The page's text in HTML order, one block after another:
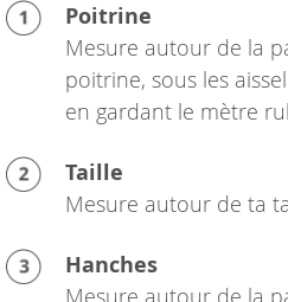
Poitrine
Mesure autour de la
poitrine, sous les
en gardant le mètre
Taille
Mesure autour de ta
Hanches